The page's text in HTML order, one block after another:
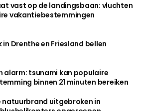
vast op de landingsbaan: vluchten
vakantiebestemmingen
Drenthe en Friesland bellen
alarm: tsunami kan populaire
binnen 21 minuten bereiken
uitgebroken in